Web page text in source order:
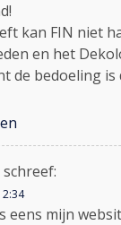
kan FIN niet
en het
de bedoeling is
schreef:
eens mijn